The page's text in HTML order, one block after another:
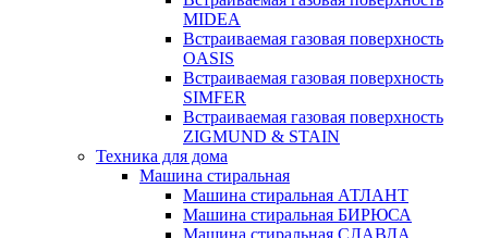
MIDEA
Встраиваемая газовая поверхность
OASIS
Встраиваемая газовая поверхность
SIMFER
Встраиваемая газовая поверхность
ZIGMUND & STAIN
Техника для дома
Машина стиральная
Машина стиральная АТЛАНТ
Машина стиральная БИРЮСА
Машина стиральная СЛАВДА